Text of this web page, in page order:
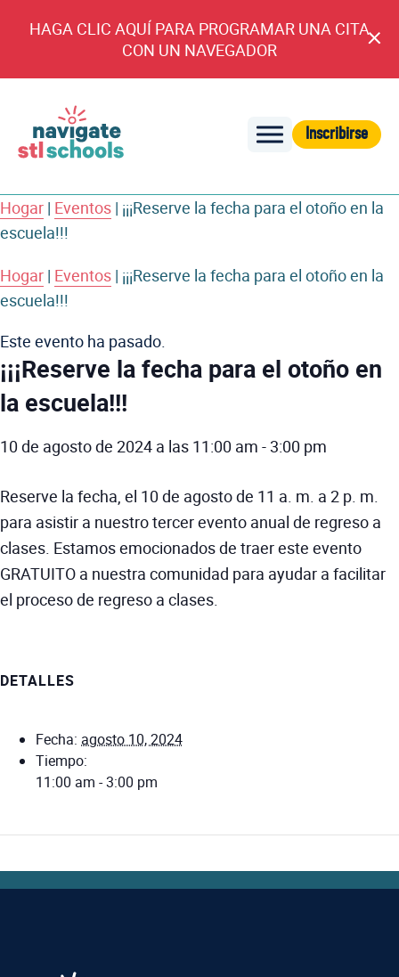
HAGA CLIC AQUÍ PARA PROGRAMAR UNA CITA
CON UN NAVEGADOR
por
las
escuelas
STL
Inscribirse
Hogar | Eventos | ¡¡¡Reserve la fecha para el otoño en la
escuela!!!
Hogar | Eventos | ¡¡¡Reserve la fecha para el otoño en la
escuela!!!
Este evento ha pasado.
¡¡¡Reserve la fecha para el otoño en
la escuela!!!
10 de agosto de 2024 a las 11:00 am -3:00 pm
Reserve la fecha, el 10 de agosto de 11 a. m. a 2 p. m.
para asistir a nuestro tercer evento anual de regreso a
clases. Estamos emocionados de traer este evento
GRATUITO a nuestra comunidad para ayudar a facilitar
el proceso de regreso a clases.
DETALLES
Fecha: agosto 10, 2024
Tiempo:
11:00 am - 3:00 pm